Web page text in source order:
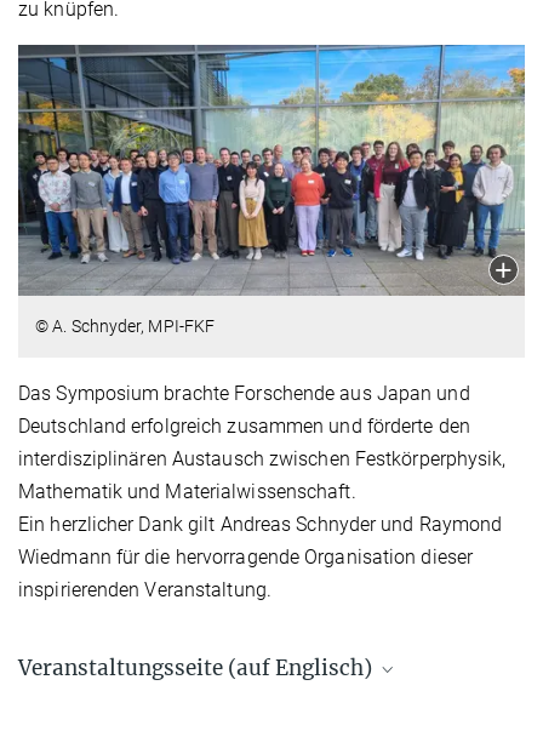
zu knüpfen.
© A. Schnyder, MPI-FKF
Das Symposium brachte Forschende aus Japan und
Deutschland erfolgreich zusammen und förderte den
interdisziplinären Austausch zwischen Festkörperphysik,
Mathematik und Materialwissenschaft.
Ein herzlicher Dank gilt Andreas Schnyder und Raymond
Wiedmann für die hervorragende Organisation dieser
inspirierenden Veranstaltung.
Veranstaltungsseite (auf Englisch)